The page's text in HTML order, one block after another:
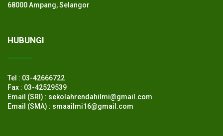
68000 Ampang, Selangor
HUBUNGI
Tel : 03-42666722
Fax : 03-42529539
Email (SRI) : sekolahrendahilmi@gmail.com
Email (SMA) : smaailmi16@gmail.com